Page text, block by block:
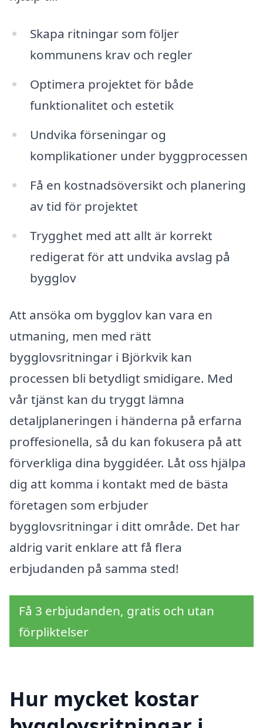
Skapa ritningar som följer
kommunens krav och regler
Optimera projektet för både
funktionalitet och estetik
Undvika förseningar og
komplikationer under byggprocessen
Få en kostnadsöversikt och planering
av tid för projektet
Trygghet med att allt är korrekt
redigerat för att undvika avslag på
bygglov
Att ansöka om bygglov kan vara en
utmaning, men med rätt
bygglovsritningar i Björkvik kan
processen bli betydligt smidigare. Med
vår tjänst kan du tryggt lämna
detaljplaneringen i händerna på erfarna
proffesionella, så du kan fokusera på att
förverkliga dina byggidéer. Låt oss hjälpa
dig att komma i kontakt med de bästa
företagen som erbjuder
bygglovsritningar i ditt område. Det har
aldrig varit enklare att få flera
erbjudanden på samma sted!
Få 3 erbjudanden, gratis och utan
förpliktelser
Hur mycket kostar